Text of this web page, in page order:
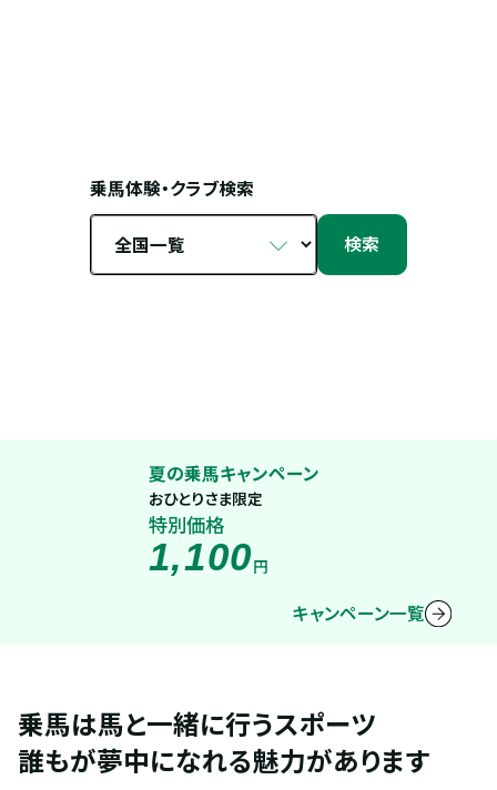
乗馬体験・クラブ検索
検索
夏の乗馬キャンペーン
おひとりさま限定
特別価格
1,100円
キャンペーン一覧
乗馬は馬と一緒に行うスポーツ
誰もが夢中になれる魅力があります